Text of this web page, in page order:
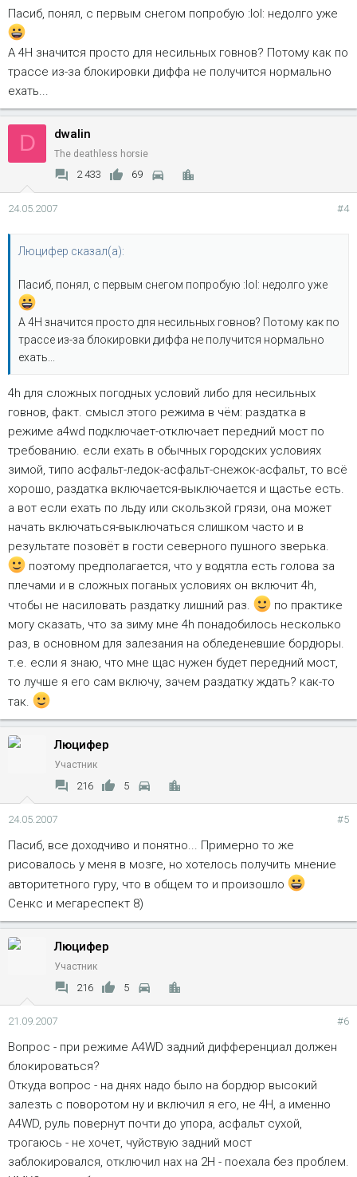
снежку со льдом, сверху политому дождиком ехал,
медленно так, по чуть-чуть, на a4wd. всё хорошо, машин
едет, рулицо, тормозицо. потом ради интереса переключил
раздатку в 2wd и вот тут оно началось: даже на пешеходной
скорости жёппо носит туда-сюда, чуть газку поддашь
вообще непонять куда норовит съехать. остановился,
включил a4wd взад и опять поехал как по асфальту. хз как
оно там работает, но отлично это делает.
Пасиб, понял, с первым снегом попробую :lol: недолго уже
А 4Н значится просто для несильных говнов? Потому как по
трассе из-за блокировки диффа не получится нормально
ехать...
D dwalin
The deathless horsie
2 433 69
24.05.2007 #4
Люцифер сказал(а):
Пасиб, понял, с первым снегом попробую :lol: недолго уже
А 4Н значится просто для несильных говнов? Потому как по
трассе из-за блокировки диффа не получится нормально
ехать...
4h для сложных погодных условий либо для несильных
говнов, факт. смысл этого режима в чём: раздатка в
режиме a4wd подключает-отключает передний мост по
требованию. если ехать в обычных городских условиях
зимой, типо асфальт-ледок-асфальт-снежок-асфальт, то всё
хорошо, раздатка включается-выключается и щастье есть.
а вот если ехать по льду или скользкой грязи, она может
начать включаться-выключаться слишком часто и в
результате позовёт в гости северного пушного зверька.
поэтому предполагается, что у водятла есть голова за
плечами и в сложных поганых условиях он включит 4h,
чтобы не насиловать раздатку лишний раз.
по практике
могу сказать, что за зиму мне 4h понадобилось несколько
раз, в основном для залезания на обледеневшие бордюры.
т.е. если я знаю, что мне щас нужен будет передний мост,
то лучше я его сам включу, зачем раздатку ждать? как-то
так.
Люцифер
Участник
216 5
24.05.2007 #5
Пасиб, все доходчиво и понятно... Примерно то же
рисовалось у меня в мозге, но хотелось получить мнение
авторитетного гуру, что в общем то и произошло
Сенкс и мегареспект 8)
Люцифер
Участник
216 5
21.09.2007 #6
Вопрос - при режиме A4WD задний дифференциал должен
блокироваться?
Откуда вопрос - на днях надо было на бордюр высокий
залезть с поворотом ну и включил я его, не 4Н, а именно
A4WD, руль повернут почти до упора, асфальт сухой,
трогаюсь - не хочет, чуйствую задний мост
заблокировался, отключил нах на 2Н - поехала без проблем.